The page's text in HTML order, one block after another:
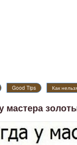
Good Tips Как
мастера
руки